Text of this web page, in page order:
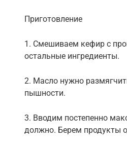
Приготовление
1. Смешиваем кефир с
остальные ингредиенты.
2. Масло нужно
пышности.
3. Вводим постепенно
должно. Берем продукты